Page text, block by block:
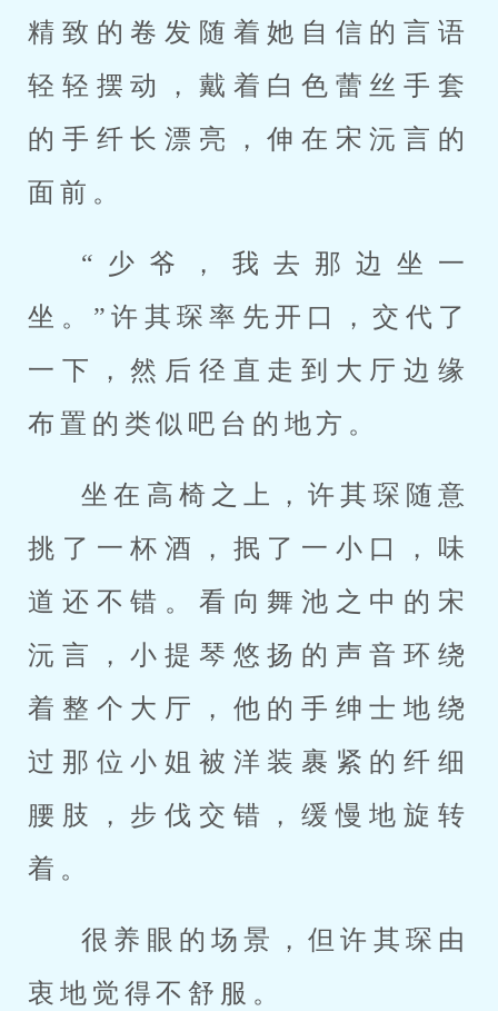
精致的卷发随着她自信的言语
轻轻摆动，戴着白色蕾丝手套
的手纤长漂亮，伸在宋沅言的
面前。
“少爷，我去那边坐一
坐。”许其琛率先开口，交代了
一下，然后径直走到大厅边缘
布置的类似吧台的地方。
坐在高椅之上，许其琛随意
挑了一杯酒，抿了一小口，味
道还不错。看向舞池之中的宋
沅言，小提琴悠扬的声音环绕
着整个大厅，他的手绅士地绕
过那位小姐被洋装裹紧的纤细
腰肢，步伐交错，缓慢地旋转
着。
很养眼的场景，但许其琛由
衷地觉得不舒服。